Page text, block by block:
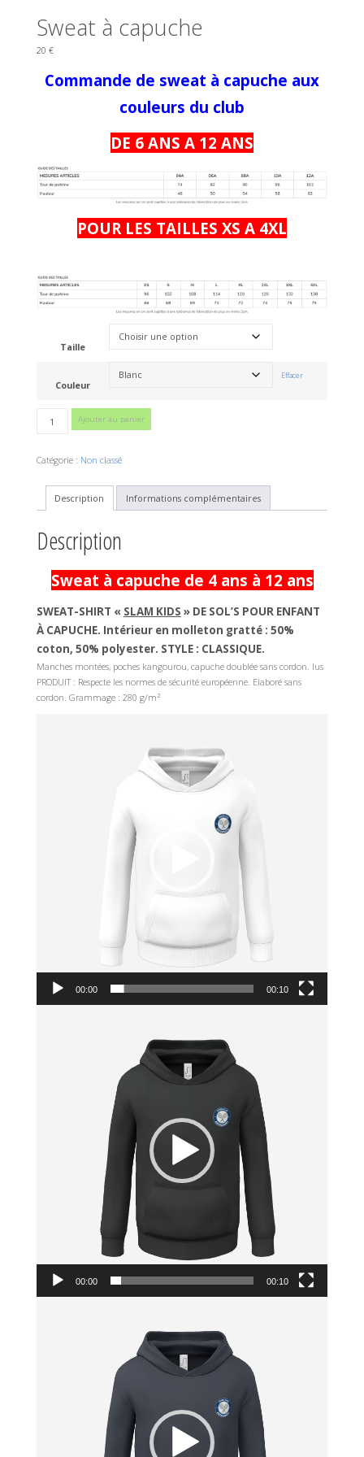
Sweat à capuche
20 €
Commande de sweat à capuche aux
couleurs du club
DE 6 ANS A 12 ANS
POUR LES TAILLES XS A 4XL
Taille
Couleur
Effacer
à
Ajouter au panier
Catégorie : Non classé
Description Informations complémentaires
Description
Sweat à capuche de 4 ans à 12 ans
SWEAT-SHIRT « SLAM KIDS » DE SOL’S POUR ENFANT
À CAPUCHE. Intérieur en molleton gratté : 50%
coton, 50% polyester. STYLE : CLASSIQUE.
Manches montées, poches kangourou, capuche doublée sans cordon. lus
PRODUIT : Respecte les normes de sécurité européenne. Elaboré sans
cordon. Grammage : 280 g/m²
00:00 00:10
00:00 00:10